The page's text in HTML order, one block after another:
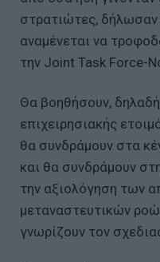
στρατιώτες, δήλωσαν
αναμένεται να
την Joint Task Force-
Θα βοηθήσουν,
επιχειρησιακής
θα συνδράμουν στα
και θα συνδράμουν
την αξιολόγηση των
μεταναστευτικών
γνωρίζουν τον